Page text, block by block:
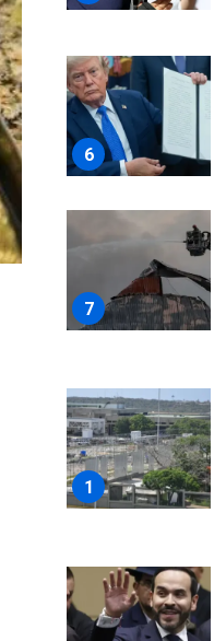
6
7